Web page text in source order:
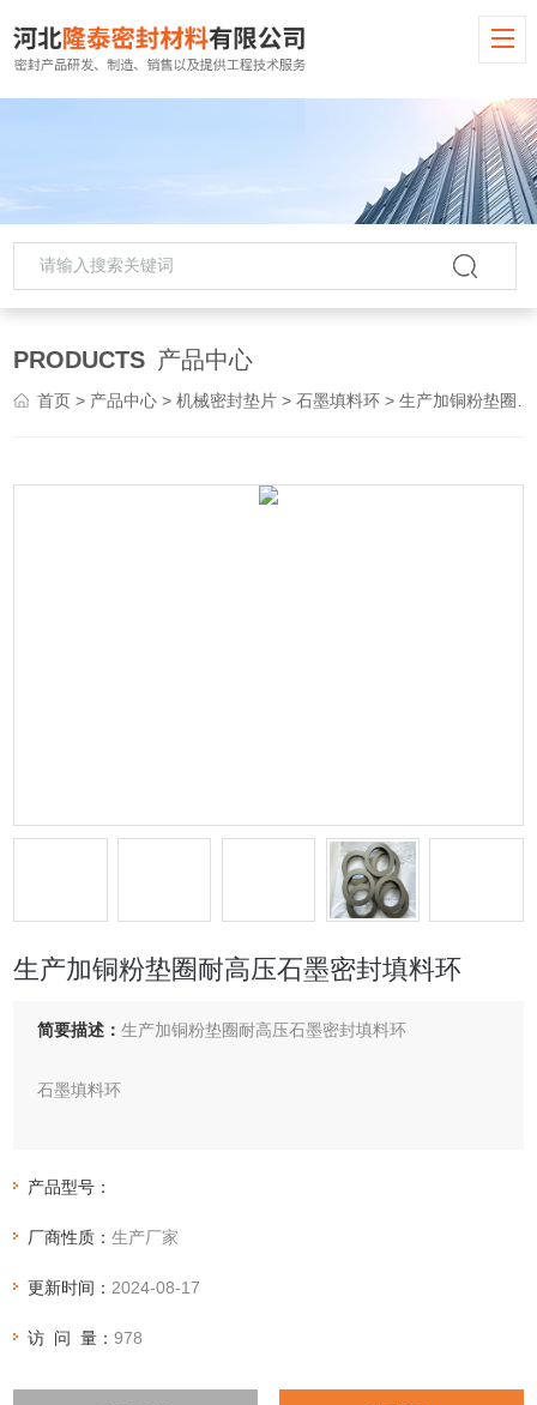
PRODUCTS 产品中心
首页 > 产品中心 >机械密封垫片 >石墨填料环 > 生产加铜粉垫圈耐高压石墨密封填料环
生产加铜粉垫圈耐高压石墨密封填料环
简要描述：生产加铜粉垫圈耐高压石墨密封填料环
石墨填料环
环
膨胀石墨填料环是采用纯柔性膨胀石墨纸，经栽剪后在模具中
性、耐腐蚀性、耐热性、摩擦系数小、使用寿命长等优异性
能。
产品型号：
厂商性质：生产厂家
更新时间： 2024-08-17
访 问 量：978